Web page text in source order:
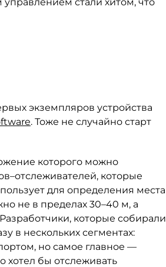
экземпляров устройства
. Тоже не случайно старт
которого можно
которые
для определения места
не в пределах 30–40 м, а
которые собирали
в нескольких сегментах:
но самое главное —
хотел бы отслеживать